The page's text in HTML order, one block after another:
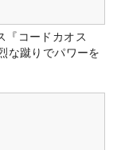
『コードカオス
な蹴りでパワーを